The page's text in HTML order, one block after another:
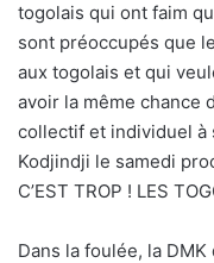
togolais qui ont faim
sont préoccupés que
aux togolais et qui
avoir la même chance
collectif et individuel à
Kodjindji le samedi
C’EST TROP ! LES
Dans la foulée, la